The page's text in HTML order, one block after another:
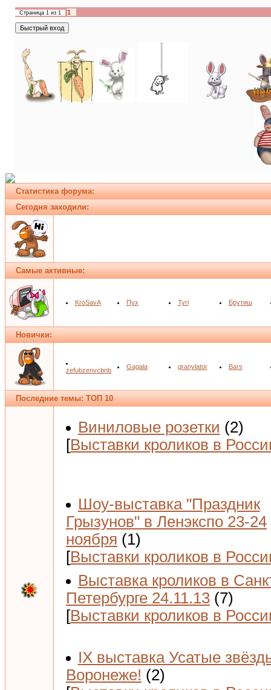
Страница 1 из 1 1
Статистика форума:
Сегодня заходили:
Самые активные:
KroSavA Пух Tyri Брутиш
Новички:
zefubzenvcbnb Gagala granylator Bars
Последние темы: ТОП 10
Виниловые розетки (2)
[Выставки кроликов в
Шоу-выставка "Праздник
Грызунов" в Ленэкспо 23-24
ноября (1)
[Выставки кроликов в
Выставка кроликов в
Петербурге 24.11.13 (7)
[Выставки кроликов в
IX выставка Усатые
Воронеже! (2)